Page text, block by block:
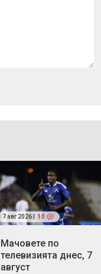
7 авг 2026 | 10
Мачовете по
телевизията днес, 7
август